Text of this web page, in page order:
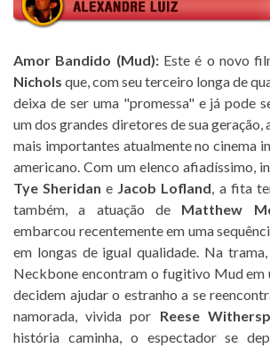
Amor Bandido (Mud):Este é o novo
Nichols que, com seu terceiro longa de
deixa de ser uma "promessa" e já pode
um dos grandes diretores de sua geração,
mais importantes atualmente no cinema
americano. Com um elenco afiadíssimo,
Tye Sheridan e Jacob Lofland , a fita
também, a atuação de Matthew
embarcou recentemente em uma
em longas de igual qualidade. Na
Neckbone encontram o fugitivo Mud em
decidem ajudar o estranho a se
namorada, vivida por Reese
história caminha, o espectador se